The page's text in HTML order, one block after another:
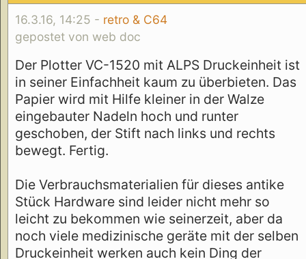
16.3.16, 14:25 - retro & C64
gepostet von web doc
Der Plotter VC-1520 mit ALPS Druckeinheit ist
in seiner Einfachheit kaum zu überbieten. Das
Papier wird mit Hilfe kleiner in der Walze
eingebauter Nadeln hoch und runter
geschoben, der Stift nach links und rechts
bewegt. Fertig.
Die Verbrauchsmaterialien für dieses antike
Stück Hardware sind leider nicht mehr so
leicht zu bekommen wie seinerzeit, aber da
noch viele medizinische geräte mit der selben
Druckeinheit werken auch kein Ding der